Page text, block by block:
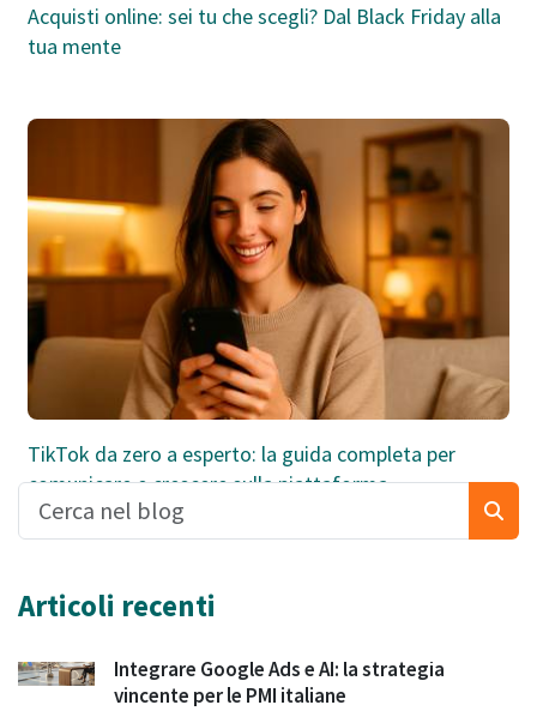
Acquisti online: sei tu che scegli? Dal Black Friday alla
tua mente
TikTok da zero a esperto: la guida completa per
comunicare e crescere sulla piattaforma
Articoli recenti
Integrare Google Ads e AI: la strategia
vincente per le PMI italiane